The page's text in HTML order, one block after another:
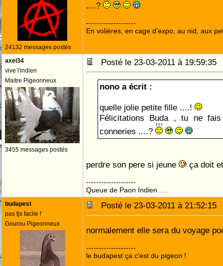
24132 messages postés
....?
--------------------
En volières, en cage d'expo, au nid, aux
axel34
vive l'indien
Maitre Pigeonneux
3455 messages postés
Posté le 23-03-2011 à
nono a écrit :
quelle jolie petite fille ....!
Félicitations Buda , tu ne
conneries ....?
perdre son pere si jeune ça doit
--------------------
Queue de Paon Indien ....
budapest
pas tjs facile !
Gourou Pigeonneux
Posté le 23-03-2011 à
normalement elle sera du voyage
--------------------
le budapest ça c'est du pigeon !